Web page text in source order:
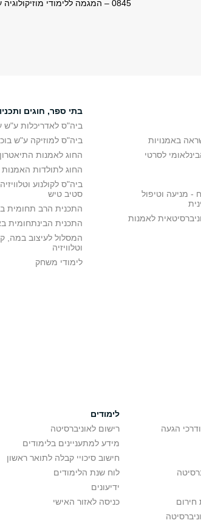
באמנויות
לסרטי
- מניעה וטיפול
לאמנות
בתי ספר, חוגים
ביה"ס לאדריכלות ע"ש
ביה"ס למוזיקה ע"ש
החוג לאמנות התיאטרון
החוג לתולדות האמנות
ביה"ס לקולנוע
סטיב טיש
התכנית הרב תחומית
התכנית הבינתחומית
המסלול לעיצוב במה,
וטלוויזיה
לימודי משחק
הגעה
לימודים
רישום לאוניברסיטה
מידע למתעניינים בלימודים
חישוב סיכויי קבלה לתואר ראשון
לוח שנת הלימודים
ידיעונים
כניסה לאזור האישי